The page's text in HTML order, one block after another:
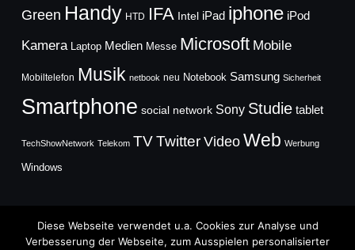
Green Handy HTD IFA Intel iPad iphone iPod
Kamera Laptop Medien Messe Microsoft Mobile
Mobiltelefon Musik netbook neu Notebook Samsung Sicherheit
Smartphone social network Sony Studie tablet
TechShowNetwork Telekom TVTwitter Video Web Werbung
Windows
Diese Webseite verwendet u.a. Cookies zur Analyse und
Verbesserung der Webseite, zum Ausspielen personalisierter